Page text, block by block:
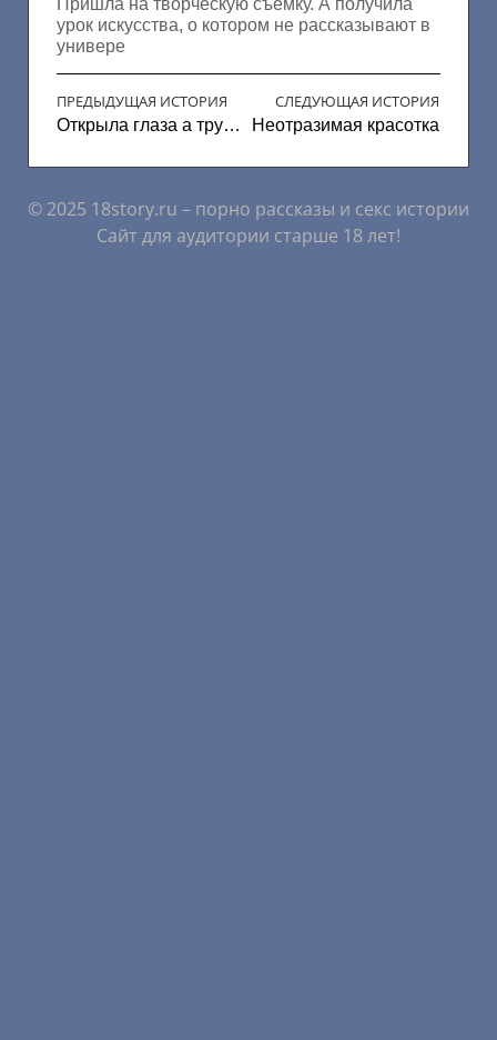
Пришла на творческую съёмку. А получила
урок искусства, о котором не рассказывают в
универе
ПРЕДЫДУЩАЯ ИСТОРИЯ
Открыла глаза а трусиков нет..
СЛЕДУЮЩАЯ ИСТОРИЯ
Неотразимая красотка
© 2025 18story.ru – порно рассказы и секс истории
Сайт для аудитории старше 18 лет!